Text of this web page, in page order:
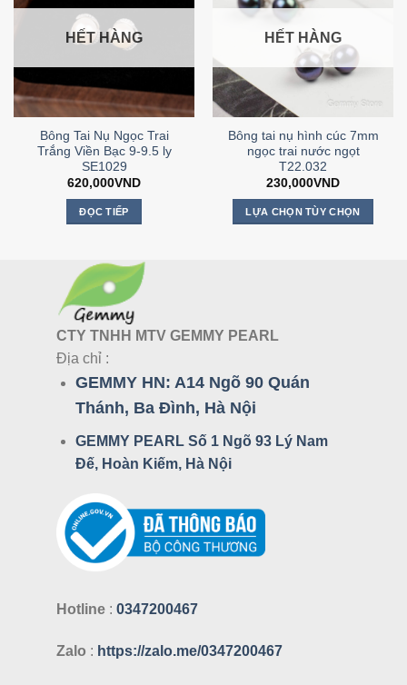
HẾT HÀNG
Bông Tai Nụ Ngọc Trai
Trắng Viền Bạc 9-9.5 ly
SE1029
620,000VND
ĐỌC TIẾP
HẾT HÀNG
Bông tai nụ hình cúc 7mm
ngọc trai nước ngọt
T22.032
230,000VND
LỰA CHỌN TÙY CHỌN
tùy
thể
CTY TNHH MTV GEMMY PEARL
Địa chỉ :
GEMMY HN: A14 Ngõ 90 Quán
Thánh, Ba Đình, Hà Nội
GEMMY PEARL Số 1 Ngõ 93 Lý Nam
Đế, Hoàn Kiếm, Hà Nội
Hotline : 0347200467
Zalo : https://zalo.me/0347200467